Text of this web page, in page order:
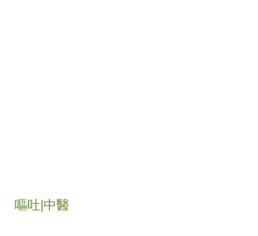
嘔吐 |中醫